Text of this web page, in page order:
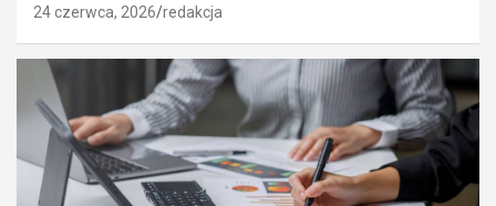
24 czerwca, 2026 redakcja